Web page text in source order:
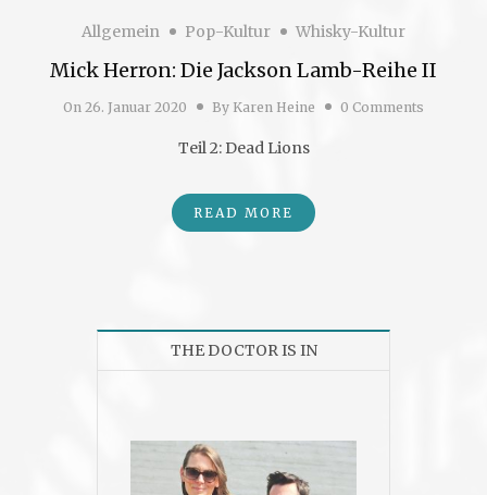
Allgemein Pop-Kultur Whisky-Kultur
Mick Herron: Die Jackson Lamb-Reihe II
On 26. Januar 2020 By Karen Heine 0 Comments
Teil 2: Dead Lions
READ MORE
THE DOCTOR IS IN